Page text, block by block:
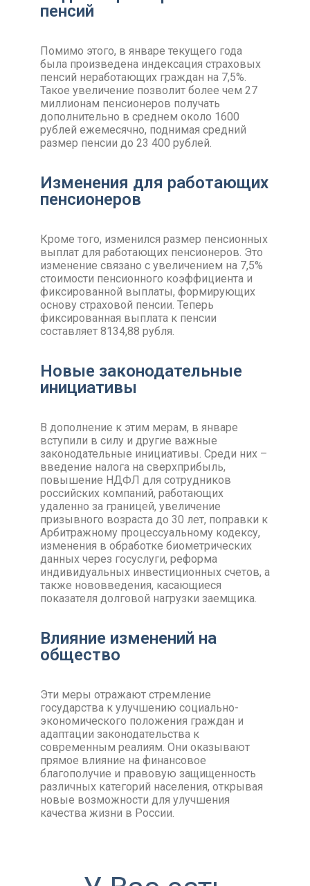
пенсий
Помимо этого, в январе текущего года
была произведена индексация страховых
пенсий неработающих граждан на 7,5%.
Такое увеличение позволит более чем 27
миллионам пенсионеров получать
дополнительно в среднем около 1600
рублей ежемесячно, поднимая средний
размер пенсии до 23 400 рублей.
Изменения для работающих
пенсионеров
Кроме того, изменился размер пенсионных
выплат для работающих пенсионеров. Это
изменение связано с увеличением на 7,5%
стоимости пенсионного коэффициента и
фиксированной выплаты, формирующих
основу страховой пенсии. Теперь
фиксированная выплата к пенсии
составляет 8134,88 рубля.
Новые законодательные
инициативы
В дополнение к этим мерам, в январе
вступили в силу и другие важные
законодательные инициативы. Среди них –
введение налога на сверхприбыль,
повышение НДФЛ для сотрудников
российских компаний, работающих
удаленно за границей, увеличение
призывного возраста до 30 лет, поправки к
Арбитражному процессуальному кодексу,
изменения в обработке биометрических
данных через госуслуги, реформа
индивидуальных инвестиционных счетов, а
также нововведения, касающиеся
показателя долговой нагрузки заемщика.
Влияние изменений на
общество
Эти меры отражают стремление
государства к улучшению социально-
экономического положения граждан и
адаптации законодательства к
современным реалиям. Они оказывают
прямое влияние на финансовое
благополучие и правовую защищенность
различных категорий населения, открывая
новые возможности для улучшения
качества жизни в России.